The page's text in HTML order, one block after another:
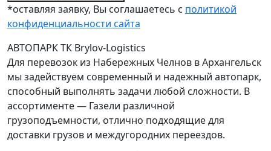
*оставляя заявку, Вы соглашаетесь с политикой
конфиденциальности сайта
АВТОПАРК ТК Brylov-Logistics
Для перевозок из Набережных Челнов в Архангельск
мы задействуем современный и надежный автопарк,
способный выполнять задачи любой сложности. В
ассортименте — Газели различной
грузоподъемности, отлично подходящие для
доставки грузов и междугородних переездов.